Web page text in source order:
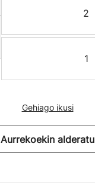
2
1
Gehiago ikusi
Aurrekoekin alderatu